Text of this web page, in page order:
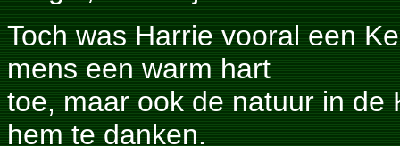
Toch was Harrie vooral een
mens een warm hart
toe, maar ook de natuur in de
hem te danken.